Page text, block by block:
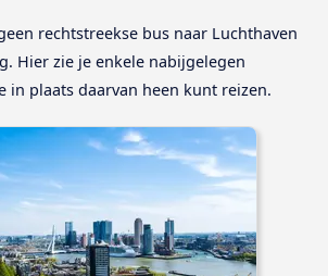
rechtstreekse bus naar Luchthaven
Hier zie je enkele nabijgelegen
in plaats daarvan heen kunt reizen.